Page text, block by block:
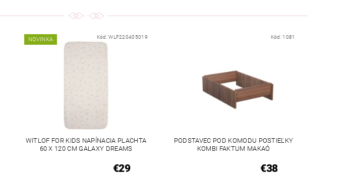
NOVINKA Kód:WLF220405019
WITLOF FOR KIDS NAPÍNACIA PLACHTA
60 X 120 CM GALAXY DREAMS
€29
Kód: 1081
PODSTAVEC POD KOMODU POSTIEĽKY
KOMBI FAKTUM MAKAÓ
€38